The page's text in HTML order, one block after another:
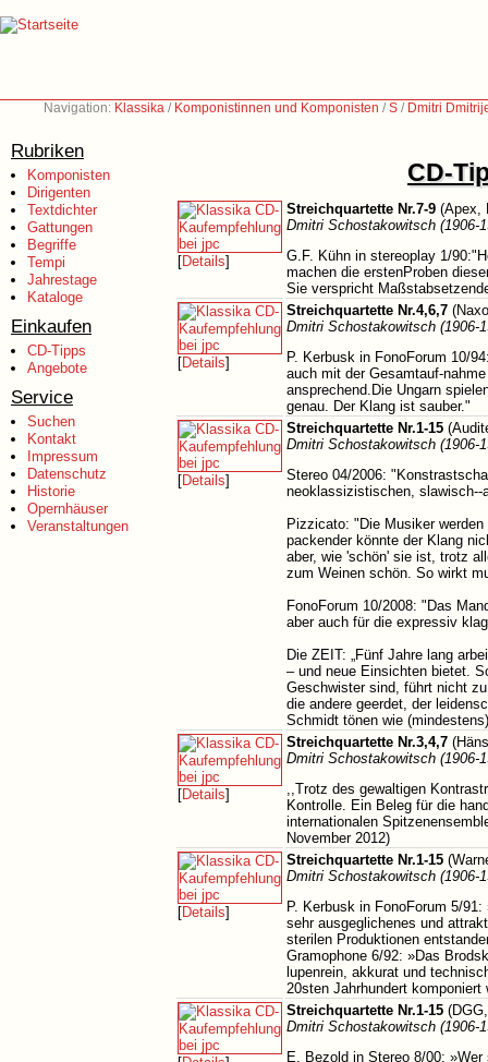
Navigation: Klassika / Komponistinnen und Komponisten /S / Dmitri
Rubriken
Komponisten
Dirigenten
Textdichter
Gattungen
Begriffe
Tempi
Jahrestage
Kataloge
Einkaufen
CD-Tipps
Angebote
Service
Suchen
Kontakt
Impressum
Datenschutz
Historie
Opernhäuser
Veranstaltungen
CD-
[Details]
Streichquartette Nr.7-9 (Apex,
Dmitri Schostakowitsch (1906-
G.F. Kühn in stereoplay 1/
machen die erstenProben
Sie verspricht
[Details]
Streichquartette Nr.4,6,7
Dmitri Schostakowitsch (1906-
P. Kerbusk in FonoForum 10/
auch mit der Gesamtauf-
ansprechend.Die Ungarn
genau. Der Klang ist sauber."
[Details]
Streichquartette Nr.1-15
Dmitri Schostakowitsch (1906-
Stereo 04/2006:
neoklassizistischen, slawisch--
Pizzicato: "Die Musiker
packender könnte der Klang
aber, wie 'schön' sie ist, trotz
zum Weinen schön. So wirkt
FonoForum 10/2008: "Das
aber auch für die expressiv
Die ZEIT: „Fünf Jahre lang
– und neue Einsichten bietet.
Geschwister sind, führt nicht
die andere geerdet, der
Schmidt tönen wie
[Details]
Streichquartette Nr.3,4,7
Dmitri Schostakowitsch (1906-
,,Trotz des gewaltigen
Kontrolle. Ein Beleg für die
internationalen
November 2012)
[Details]
Streichquartette Nr.1-15
Dmitri Schostakowitsch (1906-
P. Kerbusk in FonoForum 5/
sehr ausgeglichenes und
sterilen Produktionen
Gramophone 6/92: »Das
lupenrein, akkurat und
20sten Jahrhundert komponiert
Streichquartette Nr.1-15
Dmitri Schostakowitsch (1906-
E. Bezold in Stereo 8/00: